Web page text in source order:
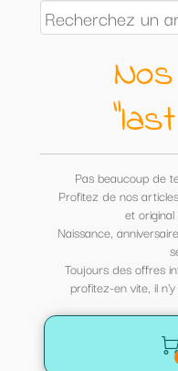
Pas beaucoup de
Profitez de nos
et
Naissance,
Toujours des offres
profitez-en vite, il